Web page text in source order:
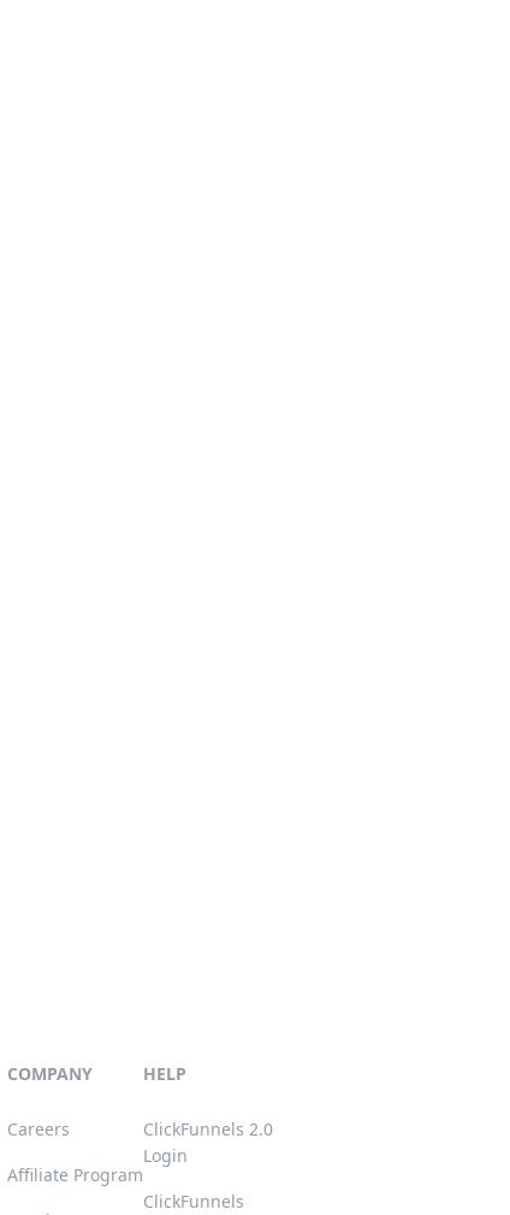
COMPANY
Careers
Affiliate Program
HELP
ClickFunnels 2.0
Login
ClickFunnels